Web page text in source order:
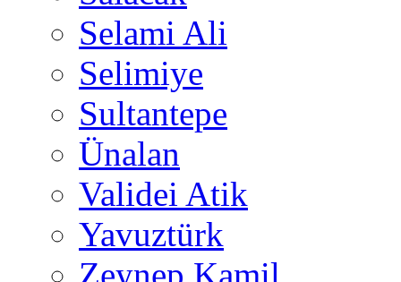
Selami Ali
Selimiye
Sultantepe
Ünalan
Validei Atik
Yavuztürk
Zeynep Kamil